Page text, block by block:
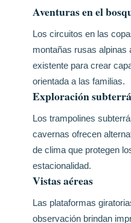
Aventuras en el
Los circuitos en las
montañas rusas alpinas
existente para crear
orientada a las familias.
Exploración
Los trampolines
cavernas ofrecen
de clima que protegen
estacionalidad.
Vistas aéreas
Las plataformas
observación brindan